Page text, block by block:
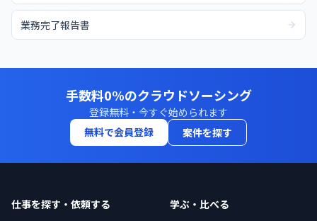
業務完了報告書
手数料0%のクラウドソーシング
登録無料・今すぐ始められます
無料で会員登録
案件を探す
仕事を探す・依頼する
学ぶ・比べる